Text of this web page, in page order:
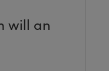
will an